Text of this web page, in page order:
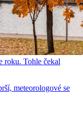
roku. Tohle čekal
meteorologové se